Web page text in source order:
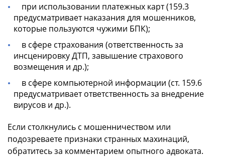
при использовании платежных карт (159.3
предусматривает наказания для мошенников,
которые пользуются чужими БПК);
в сфере страхования (ответственность за
инсценировку ДТП, завышение страхового
возмещения и др.);
в сфере компьютерной информации (ст. 159.6
предусматривает ответственность за внедрение
вирусов и др.).
Если столкнулись с мошенничеством или
подозреваете признаки странных махинаций,
обратитесь за комментарием опытного адвоката.